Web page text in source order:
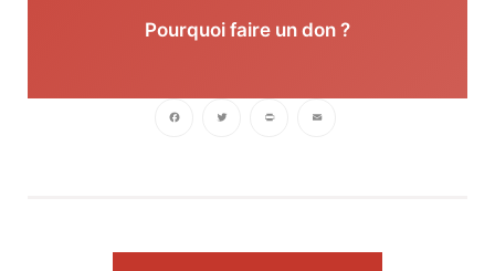
Pourquoi faire un don ?